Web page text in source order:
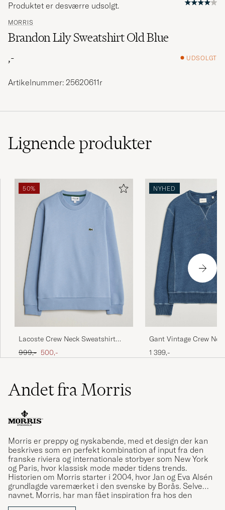
MORRIS
Brandon Lily Sweatshirt Old Blue
,-
UDSOLGT
Produktet er desværre udsolgt.
Artikelnummer: 25620611r
Lignendeprodukter
50%
Lacoste Crew Neck Sweatshirt
Aphylla Blue
Ordinary pris
999,- Nedsat pris
500,-
NYHED
Gant Vintage Crew
Sweatshirt Indigo
1 399,-
Andet fra Morris
Morris er preppy og nyskabende, med et design der kan
beskrives som en perfekt kombination af input fra den
franske riviera og internationale storbyer som New York
og Paris, hvor klassisk mode møder tidens trends.
Historien om Morris starter i 2004, hvor Jan og Eva Alsén
grundlagde varemærket i den svenske by Borås. Selve
navnet, Morris, har man fået inspiration fra hos den
klassiske herretøjsbutik fra Stockholm ved samma navn,